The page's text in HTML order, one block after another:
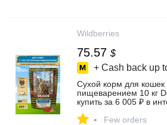
Wildberries
75.57 $
+ Cash back up
Сухой корм для кошек
пищеварением 10 кг
купить за 6 005 ₽ в
- Few orders